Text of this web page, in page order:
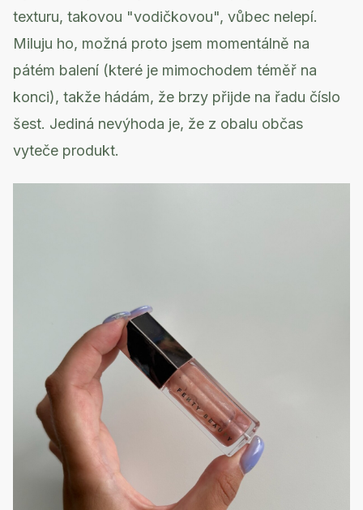
texturu, takovou "vodičkovou", vůbec nelepí.
Miluju ho, možná proto jsem momentálně na
pátém balení (které je mimochodem téměř na
konci), takže hádám, že brzy přijde na řadu číslo
šest. Jediná nevýhoda je, že z obalu občas
vyteče produkt.